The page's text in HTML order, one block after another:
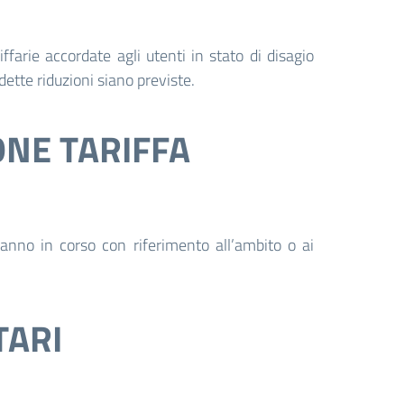
accordate agli utenti in stato di disagio
riduzioni siano previste.
TARIFFA
in corso con riferimento all’ambito o ai